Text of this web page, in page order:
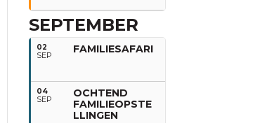
SEPTEMBER
02
SEP FAMILIESAFARI
04
SEP
OCHTEND
FAMILIEOPSTE
LLINGEN